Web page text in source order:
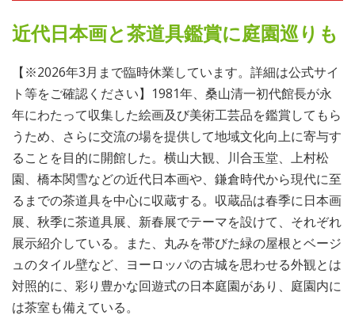
近代日本画と茶道具鑑賞に庭園巡りも
【※2026年3月まで臨時休業しています。詳細は公式サイ
ト等をご確認ください】1981年、桑山清一初代館長が永
年にわたって収集した絵画及び美術工芸品を鑑賞してもら
うため、さらに交流の場を提供して地域文化向上に寄与す
ることを目的に開館した。横山大観、川合玉堂、上村松
園、橋本関雪などの近代日本画や、鎌倉時代から現代に至
るまでの茶道具を中心に収蔵する。収蔵品は春季に日本画
展、秋季に茶道具展、新春展でテーマを設けて、それぞれ
展示紹介している。また、丸みを帯びた緑の屋根とベージ
ュのタイル壁など、ヨーロッパの古城を思わせる外観とは
対照的に、彩り豊かな回遊式の日本庭園があり、庭園内に
は茶室も備えている。